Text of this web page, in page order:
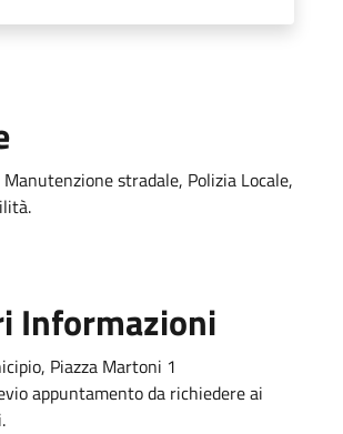
stradale, Polizia Locale,
Informazioni
Piazza Martoni 1
appuntamento da richiedere ai